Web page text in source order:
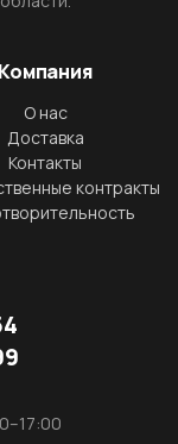
Компания
О нас
Доставка
Контакты
контракты